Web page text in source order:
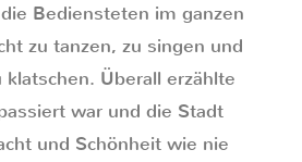
Bediensteten im ganzen
zu tanzen, zu singen und
klatschen. Überall erzählte
war und die Stadt
und Schönheit wie nie